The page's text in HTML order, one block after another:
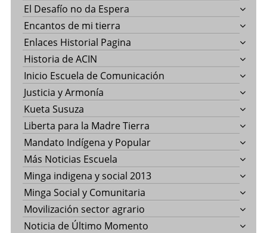
El Desafío no da Espera
Encantos de mi tierra
Enlaces Historial Pagina
Historia de ACIN
Inicio Escuela de Comunicación
Justicia y Armonía
Kueta Susuza
Liberta para la Madre Tierra
Mandato Indígena y Popular
Más Noticias Escuela
Minga indigena y social 2013
Minga Social y Comunitaria
Movilización sector agrario
Noticia de Último Momento